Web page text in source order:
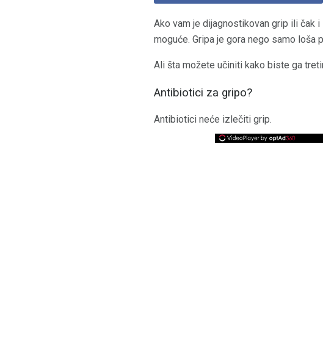
Ako vam je dijagnostikovan grip ili čak
moguće. Gripa je gora nego samo loša
Ali šta možete učiniti kako biste ga
Antibiotici za gripo?
Antibiotici neće izlečiti grip.